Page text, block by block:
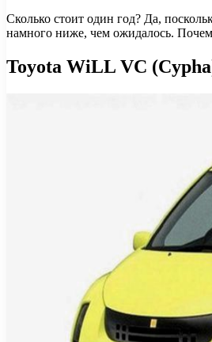
Сколько стоит один год? Да,
намного ниже, чем ожидалось.
Toyota WiLL VС